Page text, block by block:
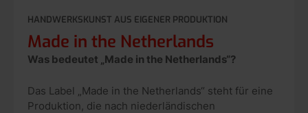
HANDWERKSKUNST AUS EIGENER PRODUKTION
Made in the Netherlands
Was bedeutet „Made in the Netherlands“?
Das Label „Made in the Netherlands“ steht für eine
Produktion, die nach niederländischen